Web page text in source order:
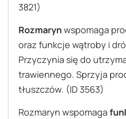
3821)
Rozmarynwspomaga
oraz funkcje wątroby i
Przyczynia się do
trawiennego. Sprzyja
tłuszczów. (ID 3563)
Rozmaryn wspomaga